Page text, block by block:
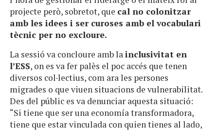
projecte però, sobretot, que cal no colonitzar
amb les idees i ser curoses amb el vocabulari
tècnic per no excloure.
La sessió va concloure amb lainclusivitat en
l’ESS, on es va fer palès el poc accés que tenen
diversos col·lectius, com ara les persones
migrades o que viuen situacions de vulnerabilitat.
Des del públic es va denunciar aquesta situació:
“Si tiene que ser una economía transformadora,
tiene que estar vinculada con quien tienes al lado,